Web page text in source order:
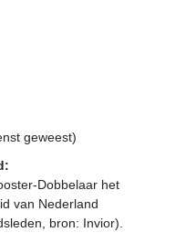
geweest)
Dobbelaar het
van Nederland
bron: Invior).